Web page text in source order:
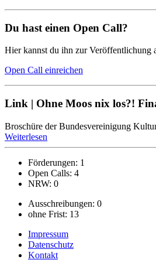
Du hast einen Open Call?
Hier kannst du ihn zur Veröffentlichung
Open Call einreichen
Link | Ohne Moos nix los?!
Broschüre der Bundesvereinigung
Weiterlesen
Förderungen: 1
Open Calls: 4
NRW: 0
Ausschreibungen: 0
ohne Frist: 13
Impressum
Datenschutz
Kontakt